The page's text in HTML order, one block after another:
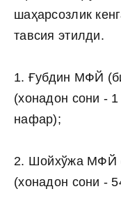
шаҳарсозлик
тавсия этилди.
1. Ғубдин МФЙ
(хонадон сони -
нафар);
2. Шойхўжа МФЙ
(хонадон сони -